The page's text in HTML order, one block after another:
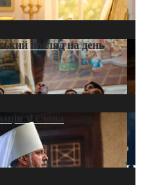
погляд на день
зі слова